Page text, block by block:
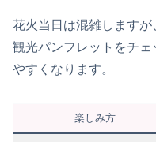
花火当日は混雑します
観光パンフレットをチ
やすくなります。
楽しみ方